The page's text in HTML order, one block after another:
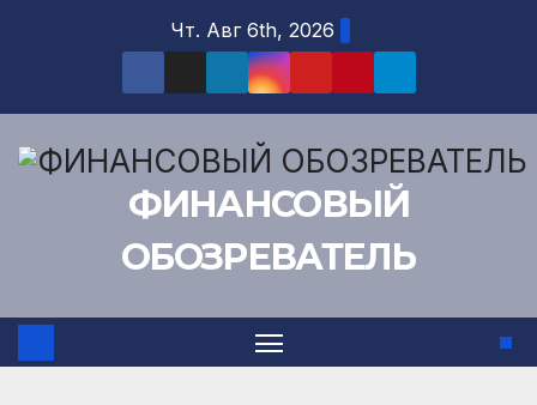
содержимому
Чт. Авг 6th, 2026
ФИНАНСОВЫЙ
ОБОЗРЕВАТЕЛЬ